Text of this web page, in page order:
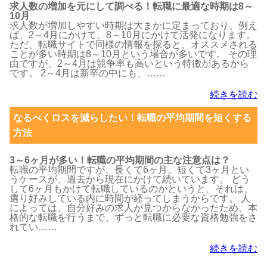
求人数の増加を元にして調べる！転職に最適な時期は8～
10月
求人数が増加しやすい時期は大まかに定まっており、例え
ば、2～4月にかけて、8～10月にかけて活発になります。
ただ、転職サイトで同様の情報を探ると、オススメされる
ことが多い時期は8～10月という場合が多いです。 その理
由ですが、2～4月は競争率も高いという特徴があるから
です。 2～4月は新卒の中にも、……
続きを読む
なるべくロスを減らしたい！転職の平均期間を短くする
方法
3～6ヶ月が多い！転職の平均期間の主な注意点は？
転職の平均期間ですが、長くて6ヶ月、短くて3ヶ月とい
うケースが、過去から現在にかけて続いています。 どう
して6ヶ月もかけて転職しているのかというと、それは、
選り好みしている内に時間が経ってしまうからです。 人
によっては、自分好みの求人が見つからなかったため、本
格的な転職を行うまで、ずっと転職に必要な資格勉強をさ
れてい……
続きを読む